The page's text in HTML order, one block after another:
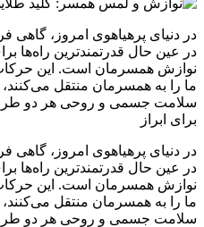
در دنیای پرهیاهوی امروز،
در عین حال قدرتمندترین راه‌ها
نوازش همسرمان است. این
ما را به همسرمان منتقل
سلامت جسمی و روحی هر دو طرف
برای ابراز
در دنیای پرهیاهوی امروز،
در عین حال قدرتمندترین راه‌ها
نوازش همسرمان است. این
ما را به همسرمان منتقل
سلامت جسمی و روحی هر دو